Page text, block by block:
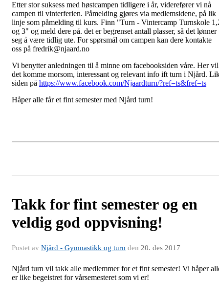
Etter stor suksess med høstcampen tidligere i år, viderefører vi nå
campen til vinterferien. Påmelding gjøres via medlemsidene, på lik
linje som påmelding til kurs. Finn "Turn - Vintercamp Turnskole
og 3" og meld dere på. det er begrenset antall plasser, så det lønner
seg å være tidlig ute. For spørsmål om campen kan dere kontakte
oss på fredrik@njaard.no
Vi benytter anledningen til å minne om facebooksiden våre. Her vil
det komme morsom, interessant og relevant info ift turn i Njård.
siden på https://www.facebook.com/Njaardturn/?ref=ts&fref=ts
Håper alle får et fint semester med Njård turn!
Takk for fint semester og en
veldig god oppvisning!
Postet av Njård - Gymnastikk og turn den 20. des 2017
Njård turn vil takk alle medlemmer for et fint semester! Vi håper
er like begeistret for vårsemesteret som vi er!